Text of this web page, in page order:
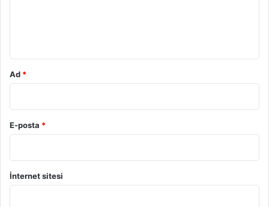
s
Ad *
E-posta *
İnternet sitesi